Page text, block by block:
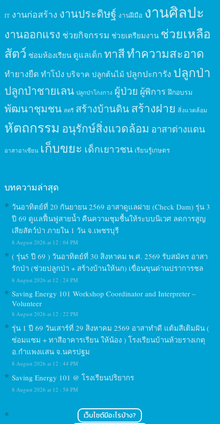
IT งานก่อสร้าง งานประดิษฐ์ งานฝีมือ งานศิลปะ
งานออกแรง ช่วยกิจกรรม ช่วยเตรียมงาน ช่วยเหลือ
สัตว์ ซ่อมห้องเรียน ดูแลเด็ก ทาสีทำความสะอาด
ทำยางยืด ทำโป่ง บริจาค ปลูกต้นไม้ ปลูกปะการัง ปลูกป่า
ปลูกป่าชายเลน ปลูกป่าโกงกาง ผู้ป่วย ผู้พิการ ฝึกอบรม
พัฒนาชุมชน สตรี สร้างบ้านดินสร้างฝาย สิ่งแวดล้อม
หัตถกรรม อนุรักษ์สิ่งแวดล้อม อาสาต่างแดน
อาสาอาเซียน เก็บขยะ เด็กเยาวชน เรียนรู้เกษตร
บทความล่าสุด
วันอาทิตย์ที่ 20 กันยายน 2569 อาสาดูแลฝาย (Check Dam) รุ่น 3
ปี 69 ดูแลฟื้นฟูสายน้ำ คืนความชุมชื้นให้ระบบนิเวศ ลดการสูญ
เสียสัตว์ป่า ภายใน 1 วัน จ.เพชรบุรี
8 August 2026 at 12 : 04 PM
( รุ่น5 ปี 69 ) วันอาทิตย์ที่ 30 สิงหาคม พ.ศ. 2569 รับสมัคร อาสา
รักป่า (ช่วยปลูกป่า + สร้างบ้านให้นก) เขื่อนขุนด่านปราการชล
8 August 2026 at 12 : 24 PM
Saving Energy 101 Workshop Coordinator and Interpreter –
Volunteer
8 August 2026 at 12 : 22 PM
รุ่น 1 ปี 69 วันเสาร์ที่ 29 สิงหาคม 2569 อาสาทำดี แต้มสีเติมฝัน (
ซ่อมแซม + ทาสีอาคารเรียน ให้น้อง ) โรงเรียนบ้านห้วยรางเกตุ
อ.กำแพงแสน จ.นครปฐม
8 August 2026 at 12 : 44 PM
Saving Energy 101 @ โรงเรียนปริยากร
8 August 2026 at 12 : 58 PM
เว็บไซต์มีอะไรบ้าง?